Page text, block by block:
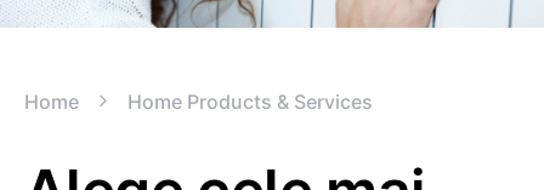
Home Home Products & Services